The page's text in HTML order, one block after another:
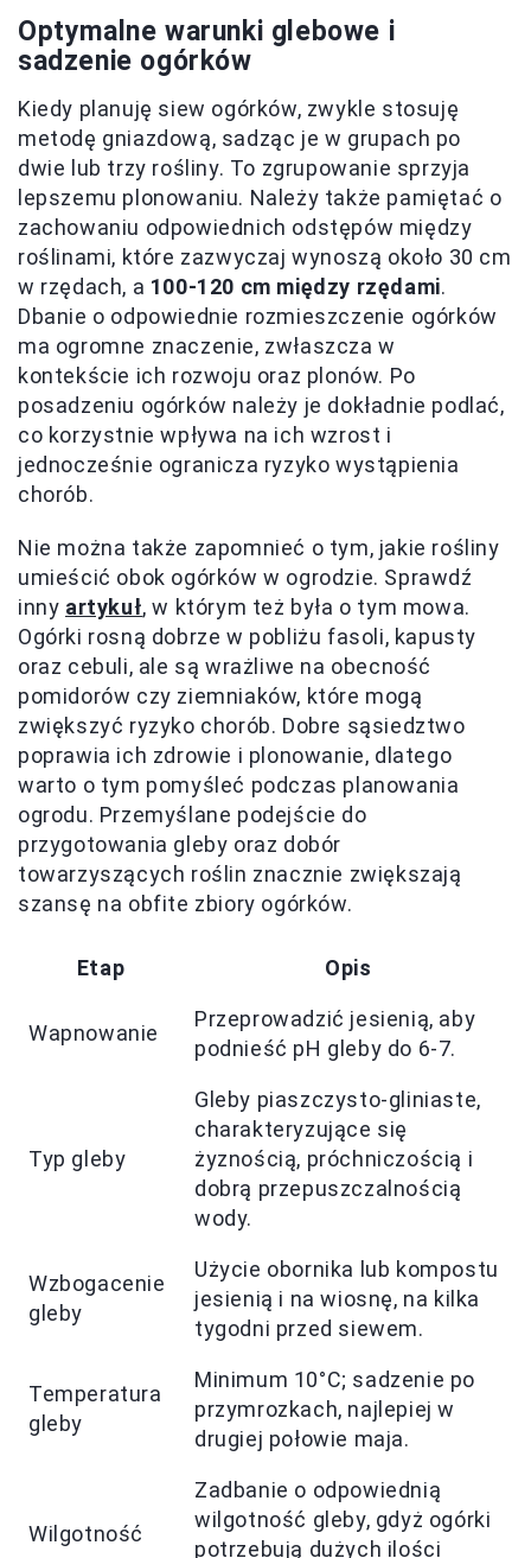
Optymalne warunki glebowe i
sadzenie ogórków
Kiedy planuję siew ogórków, zwykle stosuję
metodę gniazdową, sadząc je w grupach po
dwie lub trzy rośliny. To zgrupowanie sprzyja
lepszemu plonowaniu. Należy także pamiętać o
zachowaniu odpowiednich odstępów między
roślinami, które zazwyczaj wynoszą około 30 cm
w rzędach, a 100-120 cm między rzędami.
Dbanie o odpowiednie rozmieszczenie ogórków
ma ogromne znaczenie, zwłaszcza w
kontekście ich rozwoju oraz plonów. Po
posadzeniu ogórków należy je dokładnie podlać,
co korzystnie wpływa na ich wzrost i
jednocześnie ogranicza ryzyko wystąpienia
chorób.
Nie można także zapomnieć o tym, jakie rośliny
umieścić obok ogórków w ogrodzie. Sprawdź
inny artykuł, w którym też była o tym mowa.
Ogórki rosną dobrze w pobliżu fasoli, kapusty
oraz cebuli, ale są wrażliwe na obecność
pomidorów czy ziemniaków, które mogą
zwiększyć ryzyko chorób. Dobre sąsiedztwo
poprawia ich zdrowie i plonowanie, dlatego
warto o tym pomyśleć podczas planowania
ogrodu. Przemyślane podejście do
przygotowania gleby oraz dobór
towarzyszących roślin znacznie zwiększają
szansę na obfite zbiory ogórków.
Etap Opis
Wapnowanie
Przeprowadzić jesienią, aby
podnieść pH gleby do 6-7.
Typ gleby
Gleby piaszczysto-gliniaste,
charakteryzujące się
żyznością, próchniczością i
dobrą przepuszczalnością
wody.
Wzbogacenie
gleby
Użycie obornika lub kompostu
jesienią i na wiosnę, na kilka
tygodni przed siewem.
Temperatura
gleby
Minimum 10°C; sadzenie po
przymrozkach, najlepiej w
drugiej połowie maja.
Wilgotność
Zadbanie o odpowiednią
wilgotność gleby, gdyż ogórki
potrzebują dużych ilości